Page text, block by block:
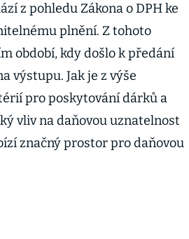
z pohledu Zákona o DPH ke
plnění. Z tohoto
období, kdy došlo k předání
výstupu. Jak je z výše
pro poskytování dárků a
vliv na daňovou uznatelnost
značný prostor pro daňovou